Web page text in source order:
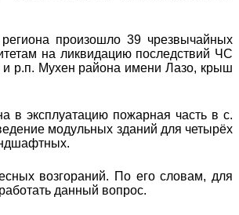
произошло 39 чрезвычайных
на ликвидацию последствий ЧС
и р.п. Мухен района имени Лазо, крыш
в эксплуатацию пожарная часть в с.
модульных зданий для четырёх
возгораний. По его словам, для
данный вопрос.